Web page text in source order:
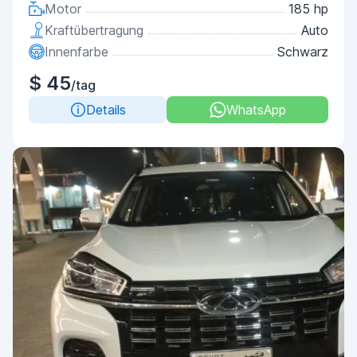
Motor
185 hp
Kraftübertragung
Auto
Innenfarbe
Schwarz
$ 45/tag
Details
WhatsApp